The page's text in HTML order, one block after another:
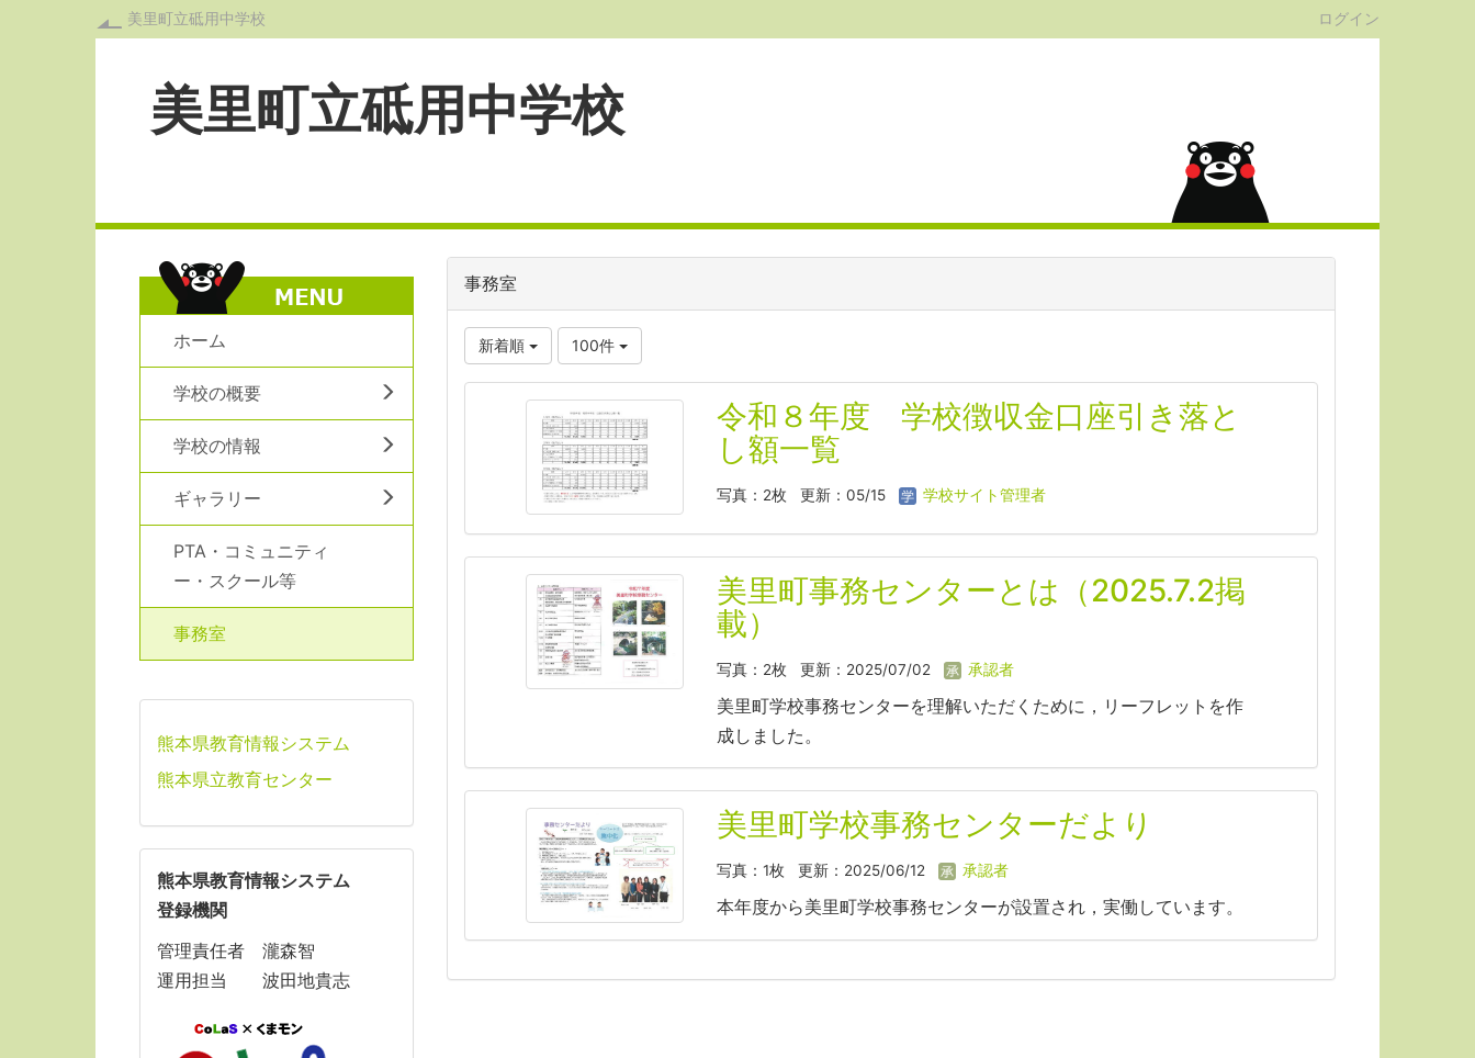
美里町立砥用中学校 ログイン
美里町立砥用中学校
事務室
新着順 100件
令和８年度 学校徴収金口座引き落と
し額一覧
写真：2枚 更新：05/15 学校サイト管理者
美里町事務センターとは（2025.7.2掲
載）
写真：2枚 更新：2025/07/02 承認者
美里町学校事務センターを理解いただくために，リーフレットを作
成しました。
美里町学校事務センターだより
写真：1枚 更新：2025/06/12 承認者
本年度から美里町学校事務センターが設置され，実働しています。
ホーム
学校の概要
学校の情報
ギャラリー
PTA・コミュニティ
ー・スクール等
事務室
熊本県教育情報システム
熊本県立教育センター
熊本県教育情報システム
登録機関
管理責任者 瀧森智
運用担当 波田地貴志